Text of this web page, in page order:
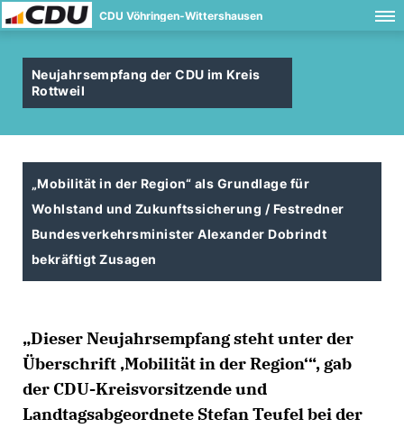
CDU Vöhringen-Wittershausen
Neujahrsempfang der CDU im Kreis
Rottweil
Mobilität in der Region“ als Grundlage für
Wohlstand und Zukunftssicherung / Festredner
Bundesverkehrsminister Alexander Dobrindt
bekräftigt Zusagen
Dieser Neujahrsempfang steht unter der
Überschrift ‚Mobilität in der Region‘“, gab
der CDU-Kreisvorsitzende und
Landtagsabgeordnete Stefan Teufel bei der